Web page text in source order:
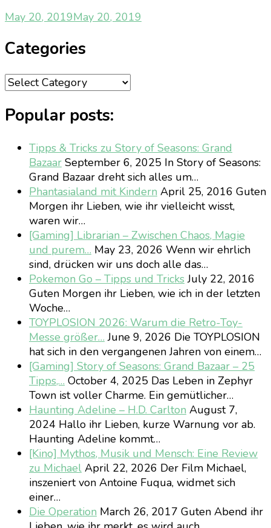
May 20, 2019May 20, 2019
Categories
Categories
Popular posts:
Tipps & Tricks zu Story of Seasons: Grand
Bazaar September 6, 2025 In Story of Seasons:
Grand Bazaar dreht sich alles um…
Phantasialand mit Kindern April 25, 2016 Guten
Morgen ihr Lieben, wie ihr vielleicht wisst,
waren wir…
[Gaming] Librarian – Zwischen Chaos, Magie
und purem… May 23, 2026 Wenn wir ehrlich
sind, drücken wir uns doch alle das…
Pokemon Go – Tipps und TricksJuly 22, 2016
Guten Morgen ihr Lieben, wie ich in der letzten
Woche…
TOYPLOSION 2026: Warum die Retro-Toy-
Messe größer… June 9, 2026 Die TOYPLOSION
hat sich in den vergangenen Jahren von einem…
[Gaming] Story of Seasons: Grand Bazaar – 25
Tipps,… October 4, 2025 Das Leben in Zephyr
Town ist voller Charme. Ein gemütlicher…
Haunting Adeline – H.D. Carlton August 7,
2024 Hallo ihr Lieben, kurze Warnung vor ab.
Haunting Adeline kommt…
[Kino] Mythos, Musik und Mensch: Eine Review
zu Michael April 22, 2026 Der Film Michael,
inszeniert von Antoine Fuqua, widmet sich
einer…
Die Operation March 26, 2017 Guten Abend ihr